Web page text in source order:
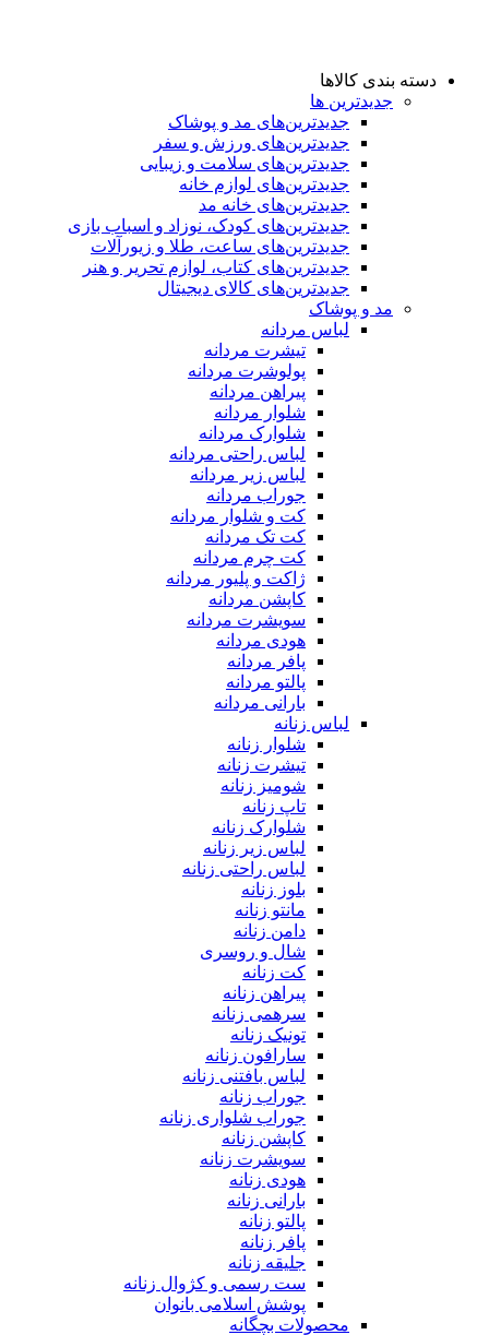
دسته بندی کالاها
جدیدترین ها
جدید‌ترین‌های مد و پوشاک
جدید‌ترین‌های ورزش و سفر
جدید‌ترین‌های سلامت و زیبایی
جدید‌ترین‌های لوازم خانه
جدیدترین‌های خانه مد
جدید‌ترین‌های کودک، نوزاد و اسباب بازی
جدید‌ترین‌های ساعت، طلا و زیورآلات
جدید‌ترین‌های کتاب، لوازم تحریر و هنر
جدید‌ترین‌های کالای دیجیتال
مد و پوشاک
لباس مردانه
تیشرت مردانه
پولوشرت مردانه
پیراهن مردانه
شلوار مردانه
شلوارک مردانه
لباس راحتی مردانه
لباس زیر مردانه
جوراب مردانه
کت و شلوار مردانه
کت تک مردانه
کت چرم مردانه
ژاکت و پلیور مردانه
کاپشن مردانه
سویشرت مردانه
هودی مردانه
پافر مردانه
پالتو مردانه
بارانی مردانه
لباس زنانه
شلوار زنانه
تیشرت زنانه
شومیز زنانه
تاپ زنانه
شلوارک زنانه
لباس زیر زنانه
لباس راحتی زنانه
بلوز زنانه
مانتو زنانه
دامن زنانه
شال و روسری
کت زنانه
پیراهن زنانه
سرهمی زنانه
تونیک زنانه
سارافون زنانه
لباس بافتنی زنانه
جوراب زنانه
جوراب شلواری زنانه
کاپشن زنانه
سویشرت زنانه
هودی زنانه
بارانی زنانه
پالتو زنانه
پافر زنانه
جلیقه زنانه
ست رسمی و کژوال زنانه
پوشش اسلامی بانوان
محصولات بچگانه